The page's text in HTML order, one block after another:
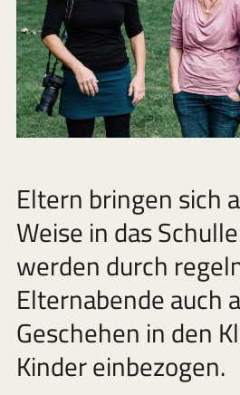
Eltern bringen sich
Weise in das
werden durch
Elternabende auch
Geschehen in den
Kinder einbezogen.